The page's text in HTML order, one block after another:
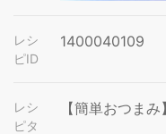
レシ
ピID
1400040109
レシ
ピタ
【簡単おつま